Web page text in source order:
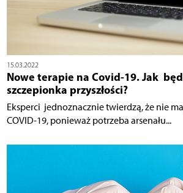
15.03.2022
Nowe terapie na Covid-19. Jak
szczepionka przyszłości?
Eksperci jednoznacznie twierdzą, że nie
COVID-19, ponieważ potrzeba arsenału...